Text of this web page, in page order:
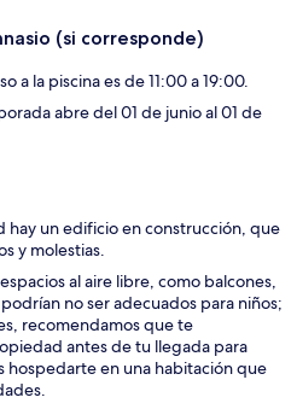
(si corresponde)
a la piscina es de 11:00 a 19:00.
abre del 01 de junio al 01 de
hay un edificio en construcción, que
y molestias.
al aire libre, como balcones,
no ser adecuados para niños;
recomendamos que te
antes de tu llegada para
hospedarte en una habitación que